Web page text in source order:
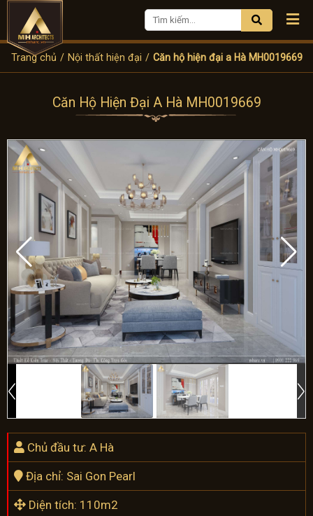
Trang chủ / Nội thất hiện đại / Căn hộ hiện đại a Hà MH0019669
Căn Hộ Hiện Đại A Hà MH0019669
Chủ đầu tư: A Hà
Địa chỉ: Sai Gon Pearl
Diện tích: 110m2